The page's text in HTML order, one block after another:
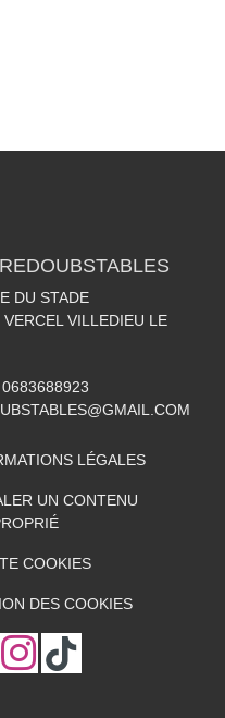
DU STADE
VERCEL VILLEDIEU LE
0683688923
LÉGALES
UN CONTENU
COOKIES
DES COOKIES